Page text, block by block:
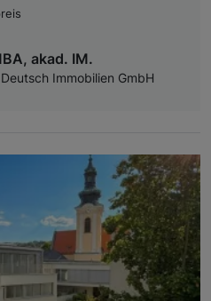
akad. IM.
Immobilien GmbH